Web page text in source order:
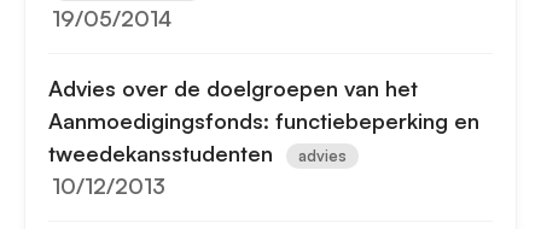
19/05/2014
Advies over de doelgroepen van het
Aanmoedigingsfonds: functiebeperking en
tweedekansstudenten
advies
10/12/2013